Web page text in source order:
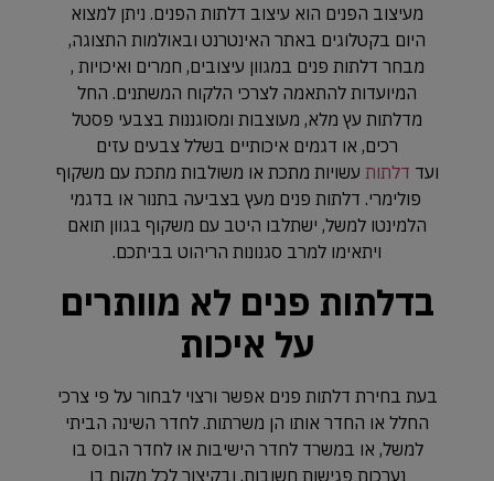
מעיצוב הפנים הוא עיצוב דלתות הפנים. ניתן למצוא
היום בקטלוגים באתר האינטרנט ובאולמות התצוגה,
מבחר דלתות פנים במגוון עיצובים, חמרים ואיכויות ,
המיועדות להתאמה לצרכי הלקוח המשתנים. החל
מדלתות עץ מלא, מעוצבות ומסוגננות בצבעי פסטל
רכים, או דגמים איכותיים בשלל צבעים עזים
ועד דלתות עשויות מתכת או משולבות מתכת עם משקוף
פולימרי. דלתות פנים מעץ בצביעה בתנור או בדגמי
הלמינטו למשל, ישתלבו היטב עם משקוף בגוון תואם
ויתאימו למרב סגנונות הריהוט בביתכם.
בדלתות פנים לא מוותרים
על איכות
בעת בחירת דלתות פנים אפשר ורצוי לבחור על פי צרכי
החלל או החדר אותו הן משרתות. לחדר השינה הביתי
למשל, או במשרד לחדר הישיבות או לחדר הבוס בו
נערכות פגישות חשובות, ובקיצור לכל מקום בו